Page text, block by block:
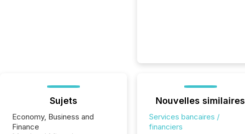
Sujets
Economy, Business and
Finance
Nouvelles similaires
Services bancaires /
financiers